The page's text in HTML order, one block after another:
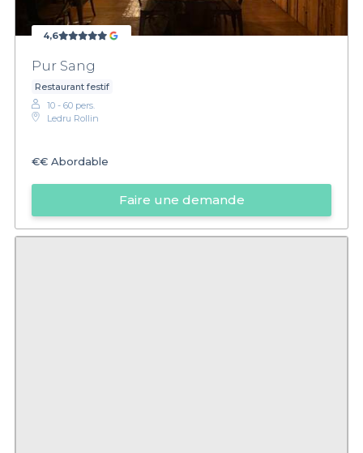
4,6
Pur Sang
Restaurant festif
10 - 60 pers.
Ledru Rollin
€€ Abordable
Faire une demande